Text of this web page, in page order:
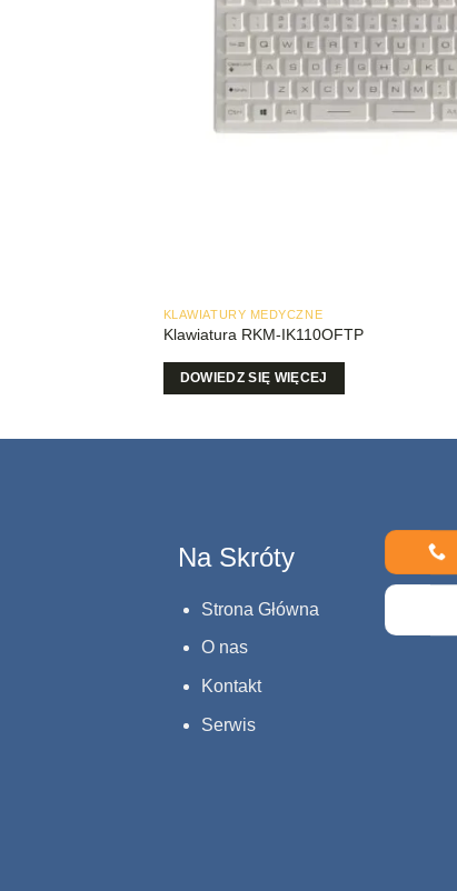
KLAWIATURY MEDYCZNE
Klawiatura RKM-IK110OFTP
DOWIEDZ SIĘ WIĘCEJ
Na Skróty
Strona Główna
O nas
Kontakt
Serwis